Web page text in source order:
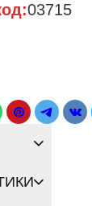
03715